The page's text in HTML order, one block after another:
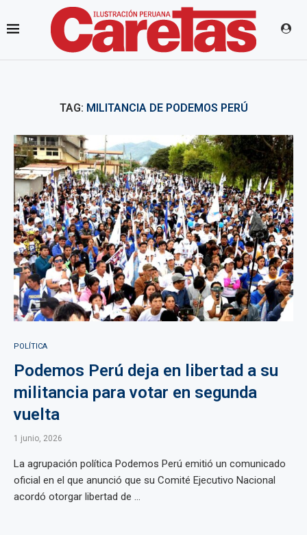
TAG: MILITANCIA DE PODEMOS PERÚ
POLÍTICA
Podemos Perú deja en libertad a su
militancia para votar en segunda
vuelta
1 junio, 2026
La agrupación política Podemos Perú emitió un comunicado
oficial en el que anunció que su Comité Ejecutivo Nacional
acordó otorgar libertad de ...